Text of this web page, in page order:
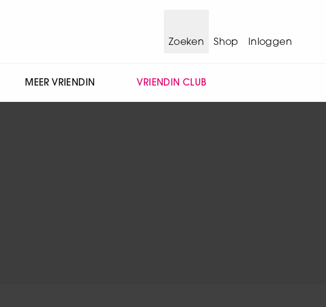
Zoeken
Shop Inloggen
MEER VRIENDIN VRIENDIN CLUB